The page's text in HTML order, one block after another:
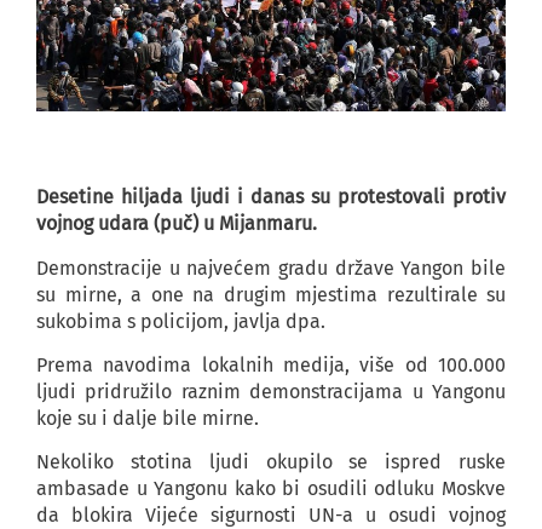
Desetine hiljada ljudi i danas su protestovali protiv
vojnog udara (puč) u Mijanmaru.
Demonstracije u najvećem gradu države Yangon bile
su mirne, a one na drugim mjestima rezultirale su
sukobima s policijom, javlja dpa.
Prema navodima lokalnih medija, više od 100.000
ljudi pridružilo raznim demonstracijama u Yangonu
koje su i dalje bile mirne.
Nekoliko stotina ljudi okupilo se ispred ruske
ambasade u Yangonu kako bi osudili odluku Moskve
da blokira Vijeće sigurnosti UN-a u osudi vojnog